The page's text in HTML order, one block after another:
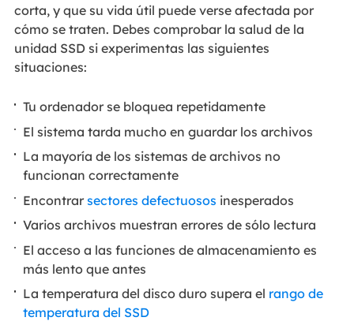
corta, y que su vida útil puede verse afectada por
cómo se traten. Debes comprobar la salud de la
unidad SSD si experimentas las siguientes
situaciones:
Tu ordenador se bloquea repetidamente
El sistema tarda mucho en guardar los archivos
La mayoría de los sistemas de archivos no
funcionan correctamente
Encontrarsectores defectuosos inesperados
Varios archivos muestran errores de sólo lectura
El acceso a las funciones de almacenamiento es
más lento que antes
La temperatura del disco duro supera el rango de
temperatura del SSD